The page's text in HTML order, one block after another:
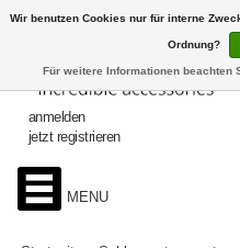
anmelden
jetzt registrieren
MENU
Wir benutzen Cookies nur für interne
Ordnung?
Für weitere Informationen beachten